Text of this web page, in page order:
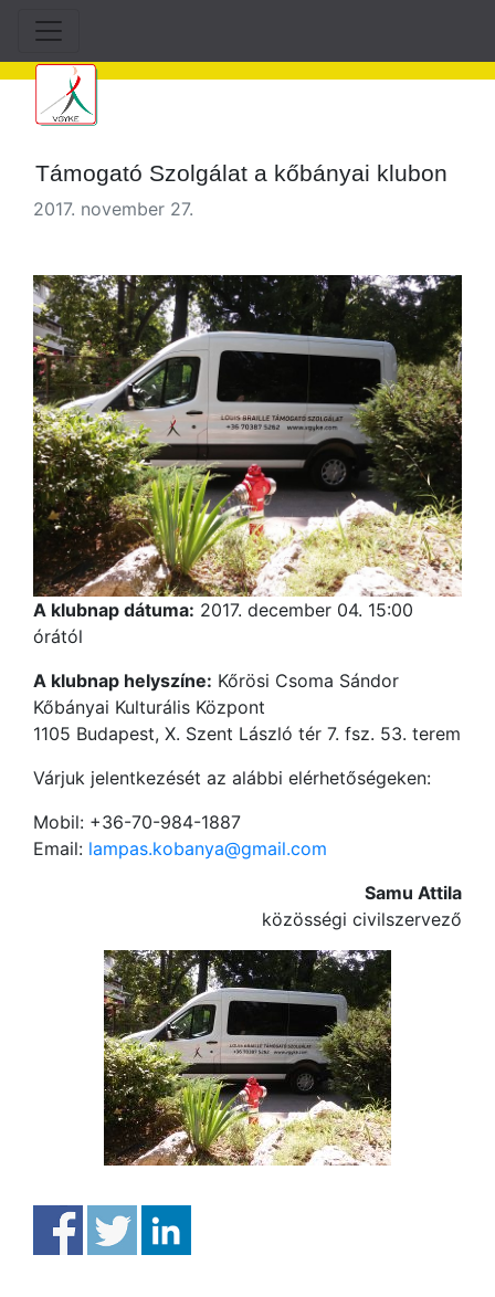
Támogató Szolgálat a kőbányai klubon
2017. november 27.
A klubnap dátuma: 2017. december 04. 15:00
órától
A klubnap helyszíne: Kőrösi Csoma Sándor
Kőbányai Kulturális Központ
1105 Budapest, X. Szent László tér 7. fsz. 53. terem
Várjuk jelentkezését az alábbi elérhetőségeken:
Mobil: +36-70-984-1887
Email: lampas.kobanya@gmail.com
Samu Attila
közösségi civilszervező